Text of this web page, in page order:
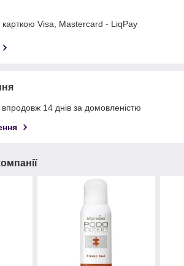
Visa, Mastercard - LiqPay
14 днів за домовленістю